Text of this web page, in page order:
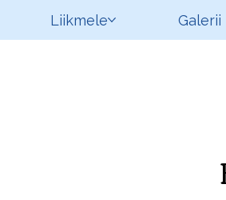
Liikmele Galerii